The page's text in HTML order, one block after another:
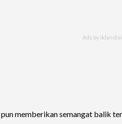
memberikan semangat balik